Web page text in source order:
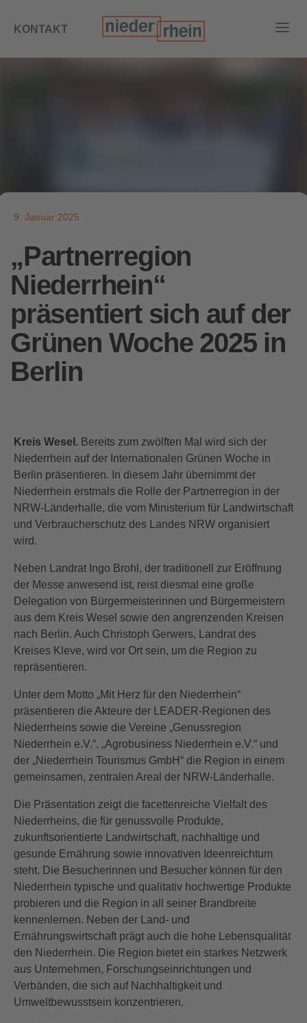
KONTAKT
9. Januar 2025
„Partnerregion
Niederrhein“
präsentiert sich auf der
Grünen Woche 2025 in
Berlin
Kreis Wesel. Bereits zum zwölften Mal wird sich der
Niederrhein auf der Internationalen Grünen Woche in
Berlin präsentieren. In diesem Jahr übernimmt der
Niederrhein erstmals die Rolle der Partnerregion in der
NRW-Länderhalle, die vom Ministerium für Landwirtschaft
und Verbraucherschutz des Landes NRW organisiert
wird.
Neben Landrat Ingo Brohl, der traditionell zur Eröffnung
der Messe anwesend ist, reist diesmal eine große
Delegation von Bürgermeisterinnen und Bürgermeistern
aus dem Kreis Wesel sowie den angrenzenden Kreisen
nach Berlin. Auch Christoph Gerwers, Landrat des
Kreises Kleve, wird vor Ort sein, um die Region zu
repräsentieren.
Unter dem Motto „Mit Herz für den Niederrhein“
präsentieren die Akteure der LEADER-Regionen des
Niederrheins sowie die Vereine „Genussregion
Niederrhein e.V.“, „Agrobusiness Niederrhein e.V.“ und
der „Niederrhein Tourismus GmbH“ die Region in einem
gemeinsamen, zentralen Areal der NRW-Länderhalle.
Die Präsentation zeigt die facettenreiche Vielfalt des
Niederrheins, die für genussvolle Produkte,
zukunftsorientierte Landwirtschaft, nachhaltige und
gesunde Ernährung sowie innovativen Ideenreichtum
steht. Die Besucherinnen und Besucher können für den
Niederrhein typische und qualitativ hochwertige Produkte
probieren und die Region in all seiner Brandbreite
kennenlernen. Neben der Land- und
Ernährungswirtschaft prägt auch die hohe Lebensqualität
den Niederrhein. Die Region bietet ein starkes Netzwerk
aus Unternehmen, Forschungseinrichtungen und
Verbänden, die sich auf Nachhaltigkeit und
Umweltbewusstsein konzentrieren.